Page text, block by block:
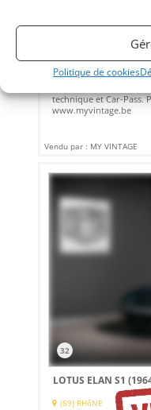
Politique de cookies
CHEVROLET
Vends Chevrolet
technique et Car-Pass.
www.myvintage.be
Vendu par : MY VINTAGE
32
LOTUS ELAN S1
(69) RHôNE